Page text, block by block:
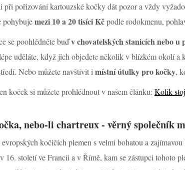
při pořizování kartouzské kočky dát pozor a vždy
pohybujemezi 10 a 20 tisíci Kčpodle rodokmenu,
se poohlédněte buďv chovatelských stanicích nebo u
uděláte, když jich objedete několik v blízkém okolí a
Nebo můžete navštívit i místní útulky pro kočky,
koček si můžete prohlédnout v našem článku: Kolik
nebo-li chartreux - věrný společník
evropských kočičích plemen s velmi bohatou a
16. století ve Francii a v Římě, kam se zástupci tohoto